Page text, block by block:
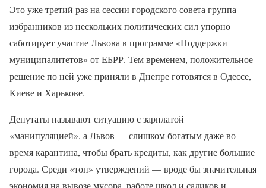
Это уже третий раз на сессии городского совета группа
избранников из нескольких политических сил упорно
саботирует участие Львова в программе «Поддержки
муниципалитетов» от ЕБРР. Тем временем, положительное
решение по ней уже приняли в Днепре готовятся в Одессе,
Киеве и Харькове.
Депутаты называют ситуацию с зарплатой
«манипуляцией», а Львов — слишком богатым даже во
время карантина, чтобы брать кредиты, как другие большие
города. Среди «топ» утверждений — вроде бы значительная
экономия на вывозе мусора, работе школ и садиков и